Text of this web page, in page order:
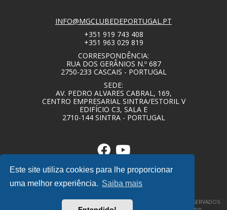
Este site utiliza cookies para lhe proporcionar
uma melhor experiência. Saiba mais
INFO@MGCLUBEDEPORTUGAL.PT
+351 919 743 408
+351 963 029 819
CORRESPONDÊNCIA:
RUA DOS GERÂNIOS N.º 687
2750-233 CASCAIS - PORTUGAL
SEDE:
AV. PEDRO ALVARES CABRAL, 169,
CENTRO EMPRESARIAL SINTRA/ESTORIL V
EDIFÍCIO C3, SALA E
2710-144 SINTRA - PORTUGAL
© COPYRIGHT 2020 – MG CLUBE DE PORTUGAL – TODOS OS DIREITOS RESERVADOS